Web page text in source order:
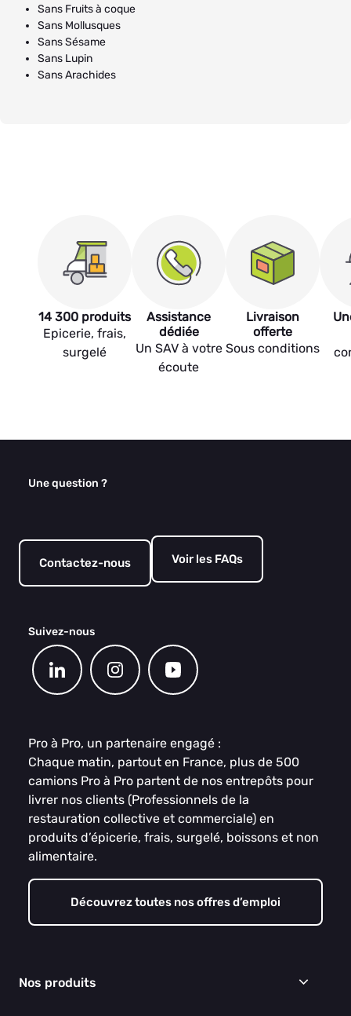
Sans Fruits à coque
Sans Mollusques
Sans Sésame
Sans Lupin
Sans Arachides
14 300 produits
Epicerie, frais,
surgelé
Assistance
dédiée
Un SAV à votre
écoute
Livraison
offerte
Sous conditions
Une question ?
Contactez-nous Voir les FAQs
Suivez-nous
Pro à Pro, un partenaire engagé :
Chaque matin, partout en France, plus de 500
camions Pro à Pro partent de nos entrepôts pour
livrer nos clients (Professionnels de la
restauration collective et commerciale) en
produits d’épicerie, frais, surgelé, boissons et non
alimentaire.
Découvrez toutes nos offres d’emploi
Nos produits